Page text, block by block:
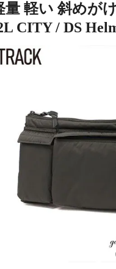
量 軽い 斜めが
CITY / DS